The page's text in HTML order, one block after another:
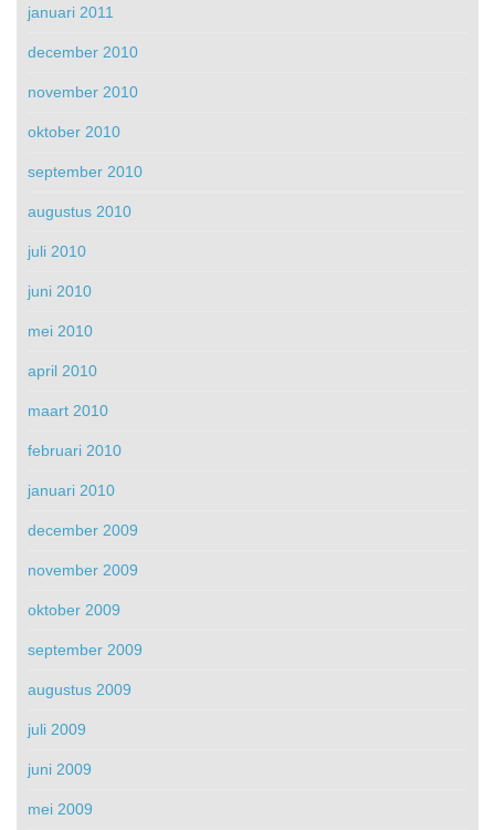
januari 2011
december 2010
november 2010
oktober 2010
september 2010
augustus 2010
juli 2010
juni 2010
mei 2010
april 2010
maart 2010
februari 2010
januari 2010
december 2009
november 2009
oktober 2009
september 2009
augustus 2009
juli 2009
juni 2009
mei 2009